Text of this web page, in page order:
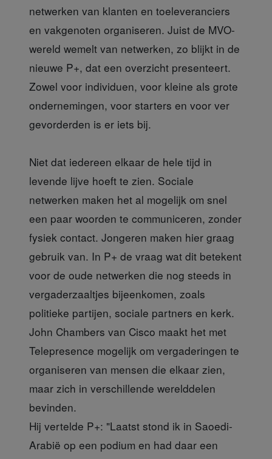
netwerken van klanten en toeleveranciers
en vakgenoten organiseren. Juist de MVO-
wereld wemelt van netwerken, zo blijkt in de
nieuwe P+, dat een overzicht presenteert.
Zowel voor individuen, voor kleine als grote
ondernemingen, voor starters en voor ver
gevorderden is er iets bij.
Niet dat iedereen elkaar de hele tijd in
levende lijve hoeft te zien. Sociale
netwerken maken het al mogelijk om snel
een paar woorden te communiceren, zonder
fysiek contact. Jongeren maken hier graag
gebruik van. In P+ de vraag wat dit betekent
voor de oude netwerken die nog steeds in
vergaderzaaltjes bijeenkomen, zoals
politieke partijen, sociale partners en kerk.
John Chambers van Cisco maakt het met
Telepresence mogelijk om vergaderingen te
organiseren van mensen die elkaar zien,
maar zich in verschillende werelddelen
bevinden.
Hij vertelde P+: "Laatst stond ik in Saoedi-
Arabië op een podium en had daar een